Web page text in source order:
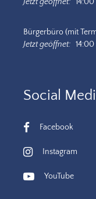
Bürgerbüro (mit
Klicken, um weitere
Jetzt geöffnet: 14:00
Social
Facebook
Instagram
YouTube